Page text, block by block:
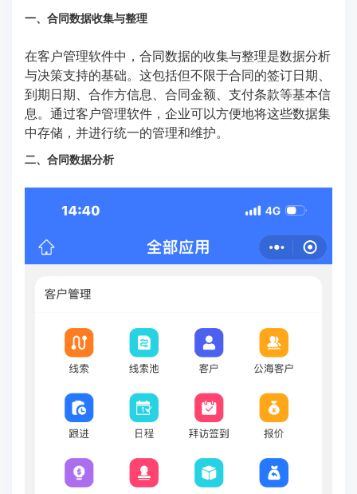
一、合同数据收集与整理
在客户管理软件中，合同数据的收集与整理是数据分析
与决策支持的基础。这包括但不限于合同的签订日期、
到期日期、合作方信息、合同金额、支付条款等基本信
息。通过客户管理软件，企业可以方便地将这些数据集
中存储，并进行统一的管理和维护。
二、合同数据分析